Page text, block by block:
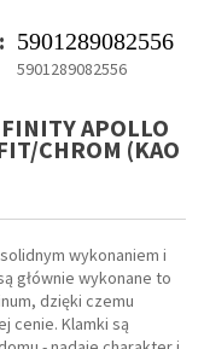
5901289082556
5901289082556
APOLLO
CHROM (KAO
wykonaniem i
głównie wykonane to
dzięki czemu
cenie. Klamki są